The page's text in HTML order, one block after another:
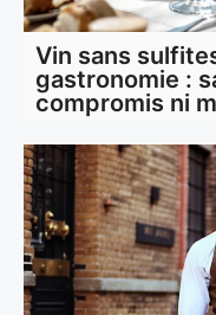
Vin sans
gastronomie :
compromis ni